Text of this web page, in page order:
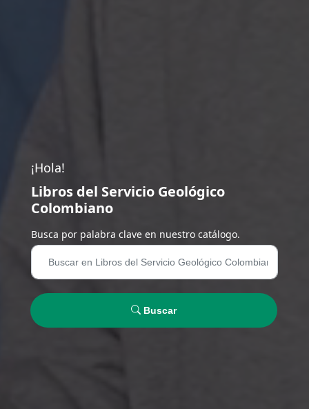
¡Hola!
Libros del Servicio Geológico
Colombiano
Busca por palabra clave en nuestro catálogo.
Buscar